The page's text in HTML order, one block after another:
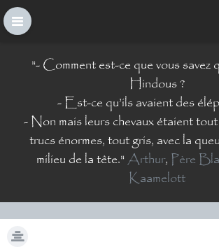
"- Comment est-ce que vous savez
Hindous ?
- Est-ce qu’ils avaient des
- Non mais leurs chevaux étaient
trucs énormes, tout gris, avec la
milieu de la tête."Arthur, Père
Kaamelott